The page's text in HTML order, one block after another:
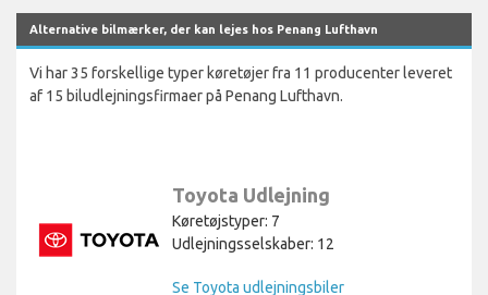
Alternative bilmærker, der kan lejes hos Penang Lufthavn
Vi har 35 forskellige typer køretøjer fra 11 producenter leveret
af 15 biludlejningsfirmaer på Penang Lufthavn.
Toyota Udlejning
Køretøjstyper: 7
Udlejningsselskaber: 12
Se Toyota udlejningsbiler